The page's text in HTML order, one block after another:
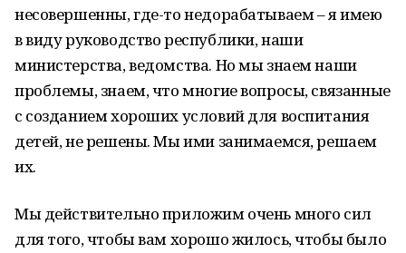
несовершенны, где-то недорабатываем – я имею
в виду руководство республики, наши
министерства, ведомства. Но мы знаем наши
проблемы, знаем, что многие вопросы, связанные
с созданием хороших условий для воспитания
детей, не решены. Мы ими занимаемся, решаем
их.
Мы действительно приложим очень много сил
для того, чтобы вам хорошо жилось, чтобы было